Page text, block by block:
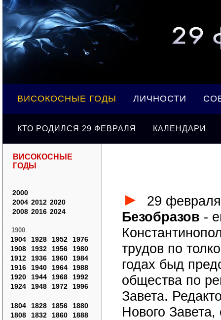
ВИСОКОСНЫЕ ГОДЫ ЛИЧНОСТИ
КТО РОДИЛСЯ 29 ФЕВРАЛЯ КАЛЕНДАРИ
ВИСОКОСНЫЕ
ГОДЫ
2000
2004
2008
2012
2016
2020
2024
1900
1904
1908
1912
1916
1920
1924
1928
1932
1936
1940
1944
1948
1952
1956
1960
1964
1968
1972
1976
1980
1984
1988
1992
1996
1804
1808
1828
1832
1856
1860
1880
1888
►
29
Безобразов -
трудов по
годах быд
общества по
Завета.
Нового